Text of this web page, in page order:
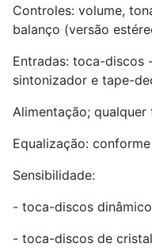
Controles: volume,
balanço (versão
Entradas: toca-discos
sintonizador e tape-
Alimentação; qualquer
Equalização:
Sensibilidade:
- toca-discos
- toca-discos de